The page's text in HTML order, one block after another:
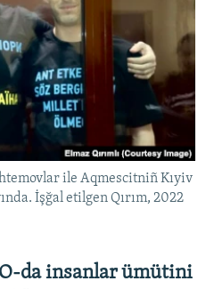
ile Aqmescitniñ Kıyiv
İşğal etilgen Qırım, 2022
da insanlar ümütini